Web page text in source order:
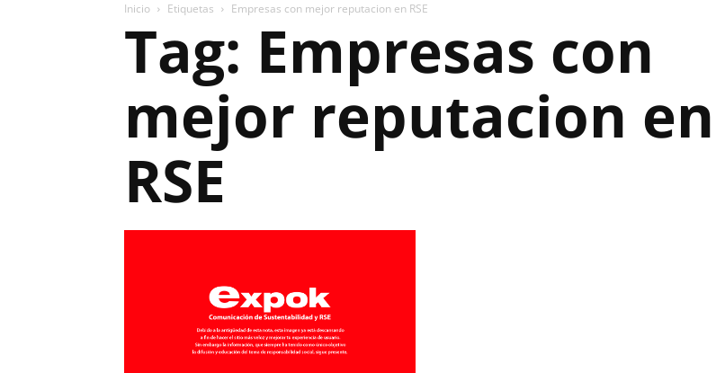
Inicio Etiquetas Empresas con mejor reputacion en RSE
Tag: Empresas con
mejor reputacion en
RSE